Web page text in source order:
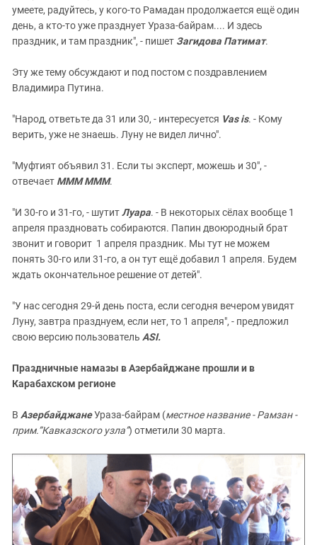
умеете, радуйтесь, у кого-то Рамадан продолжается ещё один
день, а кто-то уже празднует Ураза-байрам.... И здесь
праздник, и там праздник", - пишет Загидова Патимат.
Эту же тему обсуждают и под постом с поздравлением
Владимира Путина.
"Народ, ответьте да 31 или 30, - интересуется Vas is. - Кому
верить, уже не знаешь. Луну не видел лично".
"Муфтият объявил 31. Если ты эксперт, можешь и 30", -
отвечает МММ МММ.
"И 30-го и 31-го, - шутитЛуара. - В некоторых сёлах вообще 1
апреля праздновать собираются. Папин двоюродный брат
звонит и говорит 1 апреля праздник. Мы тут не можем
понять 30-го или 31-го, а он тут ещё добавил 1 апреля. Будем
ждать окончательное решение от детей".
"У нас сегодня 29-й день поста, если сегодня вечером увидят
Луну, завтра празднуем, если нет, то 1 апреля", - предложил
свою версию пользователь ASI.
Праздничные намазы в Азербайджане прошли и в
Карабахском регионе
В АзербайджанеУраза-байрам (местное название - Рамзан -
прим.”Кавказского узла”) отметили 30 марта.